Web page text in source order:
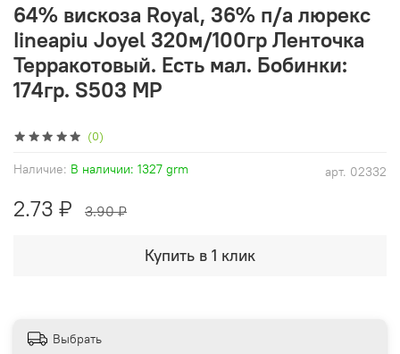
(0)
арт. 02332
Наличие: В наличии: 1327 grm
64% вискоза Royal, 36% п/а люрекс
Iineapiu Joyel 320м/100гр Ленточка
Терракотовый. Есть мал. Бобинки:
174гр. S503 MP
2.73 ₽ 3.90 ₽
Купить в 1 клик
Выбрать